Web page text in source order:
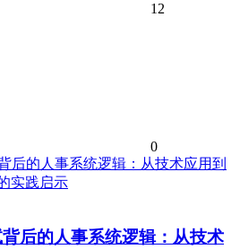
12
0
后的人事系统逻辑：从技术